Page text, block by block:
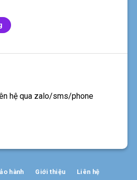
hệ qua zalo/sms/phone
hành Giới thiệu Liên hệ